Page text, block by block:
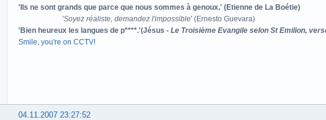
'Ils ne sont grands que parce que nous sommes à genoux.' (Etienne de La Boétie)
'Soyez réaliste, demandez l'impossible' (Ernesto Guevara)
'Bien heureux les langues de p****.'(Jésus - Le Troisième Evangile selon St Emilion,
Smile, you're on CCTV!
04.11.2007 23:27:52